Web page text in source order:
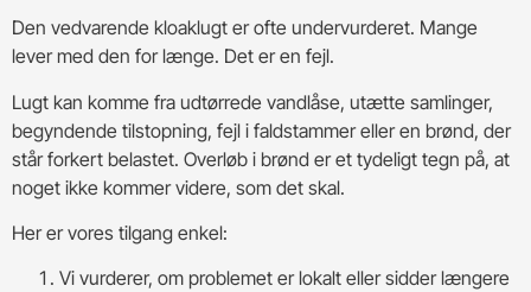
Den vedvarende kloaklugt er ofte undervurderet. Mange
lever med den for længe. Det er en fejl.
Lugt kan komme fra udtørrede vandlåse, utætte samlinger,
begyndende tilstopning, fejl i faldstammer eller en brønd, der
står forkert belastet. Overløb i brønd er et tydeligt tegn på, at
noget ikke kommer videre, som det skal.
Her er vores tilgang enkel:
Vi vurderer, om problemet er lokalt eller sidder længere